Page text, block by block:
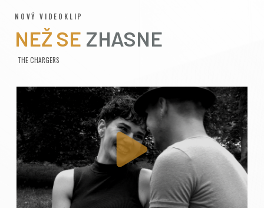
NOVÝ VIDEOKLIP
NEŽ SE ZHASNE
THE CHARGERS